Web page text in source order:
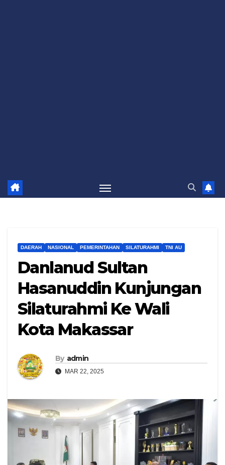
DAERAH NASIONAL PEMERINTAHAN SILATURAHMI TNI AU
Danlanud Sultan
Hasanuddin Kunjungan
Silaturahmi Ke Wali
Kota Makassar
By admin
MAR 22, 2025